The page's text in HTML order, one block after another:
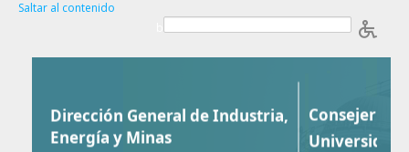
Saltar al contenido